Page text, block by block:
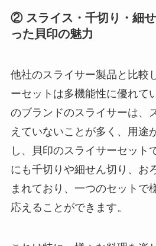
② スライス・千切り・細
った貝印の魅力
他社のスライサー製品と比較
ーセットは多機能性に優れて
のブランドのスライサーは、
えていないことが多く、用途
し、貝印のスライサーセット
にも千切りや細せん切り、お
まれており、一つのセットで
応えることができます。